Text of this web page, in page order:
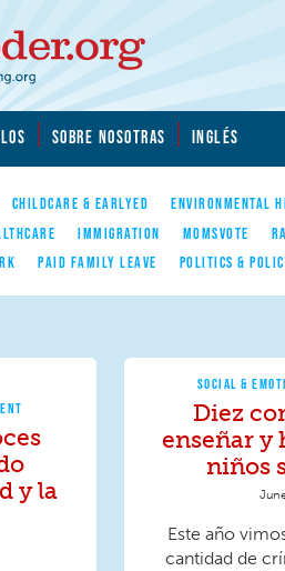
SOBRE NOSOTRAS INGLÉS
CHILDCARE & EARLYED
ENVIRONMENTAL
IMMIGRATION MOMSVOTE
PAID FAMILY LEAVE POLITICS &
y la
SOCIAL &
Diez
enseñar y
niños
Este año
cantidad de